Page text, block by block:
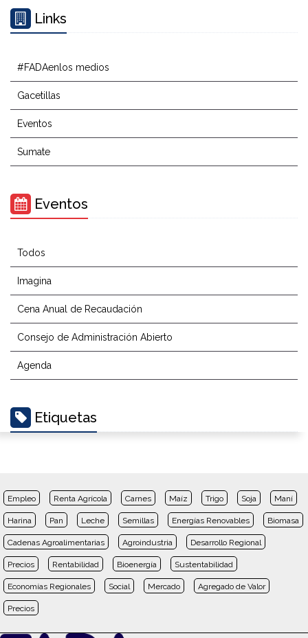
Links
#FADAenlos medios
Gacetillas
Eventos
Sumate
Eventos
Todos
Imagina
Cena Anual de Recaudación
Consejo de Administración Abierto
Agenda
Etiquetas
Empleo Renta Agrícola Carnes Maíz Trigo Soja Maní
Harina Pan Leche Semillas Energías Renovables Biomasa
Cadenas Agroalimentarias Agroindustria Desarrollo Regional
Precios Rentabilidad Bioenergía Sustentabilidad
Economías Regionales Social Mercado Agregado de Valor
Precios